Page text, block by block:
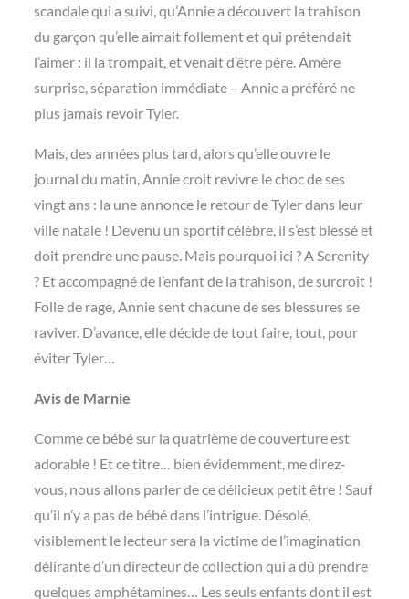
scandale qui a suivi, qu’Annie a découvert la trahison
du garçon qu’elle aimait follement et qui prétendait
l’aimer : il la trompait, et venait d’être père. Amère
surprise, séparation immédiate – Annie a préféré ne
plus jamais revoir Tyler.
Mais, des années plus tard, alors qu’elle ouvre le
journal du matin, Annie croit revivre le choc de ses
vingt ans : la une annonce le retour de Tyler dans leur
ville natale ! Devenu un sportif célèbre, il s’est blessé et
doit prendre une pause. Mais pourquoi ici ? A Serenity
? Et accompagné de l’enfant de la trahison, de surcroît !
Folle de rage, Annie sent chacune de ses blessures se
raviver. D’avance, elle décide de tout faire, tout, pour
éviter Tyler…
Avis de Marnie
Comme ce bébé sur la quatrième de couverture est
adorable ! Et ce titre… bien évidemment, me direz-
vous, nous allons parler de ce délicieux petit être ! Sauf
qu’il n’y a pas de bébé dans l’intrigue. Désolé,
visiblement le lecteur sera la victime de l’imagination
délirante d’un directeur de collection qui a dû prendre
quelques amphétamines… Les seuls enfants dont il est